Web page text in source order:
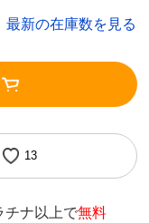
最新の在庫数を見る
13
チナ以上で無料